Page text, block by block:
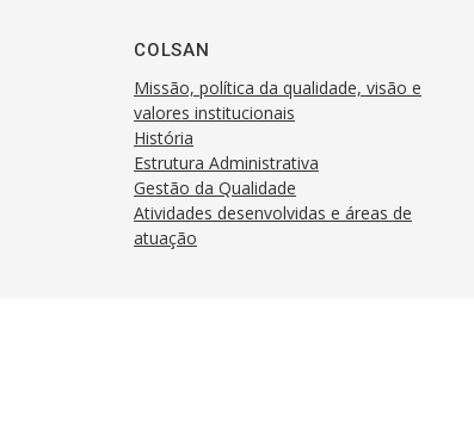
COLSAN
Missão, política da qualidade, visão e
valores institucionais
História
Estrutura Administrativa
Gestão da Qualidade
Atividades desenvolvidas e áreas de
atuação